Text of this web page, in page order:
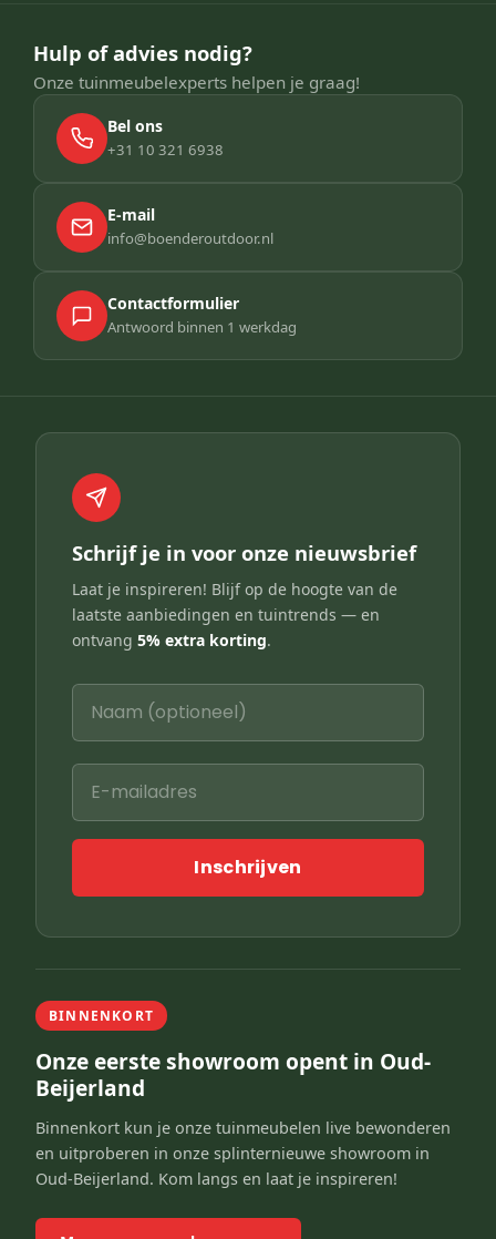
Hulp of advies nodig?
Onze tuinmeubelexperts helpen je graag!
Bel ons
+31 10 321 6938
E-mail
info@boenderoutdoor.nl
Contactformulier
Antwoord binnen 1 werkdag
Schrijf je in voor onze nieuwsbrief
Laat je inspireren! Blijf op de hoogte van de
laatste aanbiedingen en tuintrends — en
ontvang 5% extra korting.
Inschrijven
BINNENKORT
Onze eerste showroom opent in Oud-
Beijerland
Binnenkort kun je onze tuinmeubelen live bewonderen
en uitproberen in onze splinternieuwe showroom in
Oud-Beijerland. Kom langs en laat je inspireren!